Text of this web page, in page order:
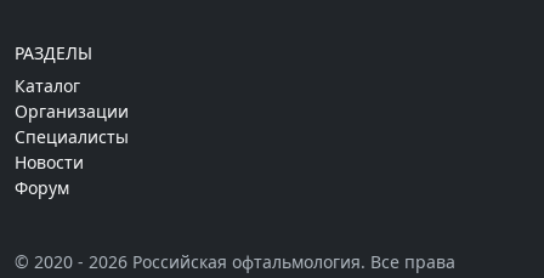
РАЗДЕЛЫ
Каталог
Организации
Специалисты
Новости
Форум
© 2020 - 2026 Российская офтальмология. Все права